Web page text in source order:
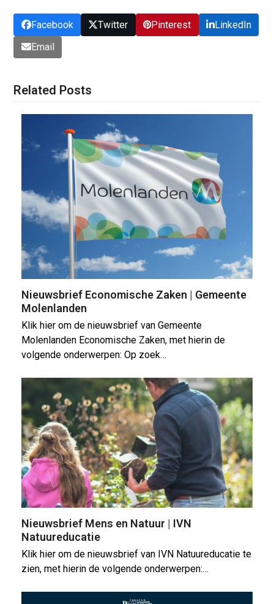
Facebook Twitter Pinterest
LinkedIn
Email
Related Posts
Nieuwsbrief Economische Zaken | Gemeente
Molenlanden
Klik hier om de nieuwsbrief van Gemeente
Molenlanden Economische Zaken, met hierin de
volgende onderwerpen: Op zoek…
Nieuwsbrief Mens en Natuur | IVN
Natuureducatie
Klik hier om de nieuwsbrief van IVN Natuureducatie te
zien, met hierin de volgende onderwerpen:…